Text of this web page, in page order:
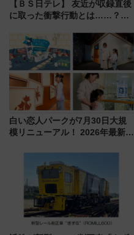
【ＢＳ日テレ】 友近が収録直後
に取った衝撃行動とは……？
で極上の夏祭り鉄道旅を放送
白い恋人パークが7月30日大規
模リニューアル！ 2026年最新の
と料金・アクセスを徹底解説
（札幌市）